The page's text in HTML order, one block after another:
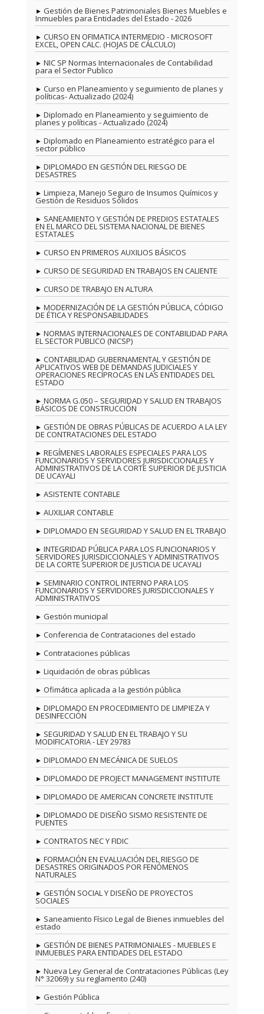
Gestión de Bienes Patrimoniales Bienes Muebles e
Inmuebles para Entidades del Estado - 2026
CURSO EN OFIMATICA INTERMEDIO - MICROSOFT
EXCEL, OPEN CALC. (HOJAS DE CÁLCULO)
NIC SP Normas Internacionales de Contabilidad
para el Sector Publico
Curso en Planeamiento y seguimiento de planes y
políticas- Actualizado (2024)
Diplomado en Planeamiento y seguimiento de
planes y políticas - Actualizado (2024)
Diplomado en Planeamiento estratégico para el
sector público
DIPLOMADO EN GESTIÓN DEL RIESGO DE
DESASTRES
Limpieza, Manejo Seguro de Insumos Químicos y
Gestión de Residuos Sólidos
SANEAMIENTO Y GESTIÓN DE PREDIOS ESTATALES
EN EL MARCO DEL SISTEMA NACIONAL DE BIENES
ESTATALES
CURSO EN PRIMEROS AUXILIOS BÁSICOS
CURSO DE SEGURIDAD EN TRABAJOS EN CALIENTE
CURSO DE TRABAJO EN ALTURA
MODERNIZACIÓN DE LA GESTIÓN PÚBLICA, CÓDIGO
DE ÉTICA Y RESPONSABILIDADES
NORMAS INTERNACIONALES DE CONTABILIDAD PARA
EL SECTOR PÚBLICO (NICSP)
CONTABILIDAD GUBERNAMENTAL Y GESTIÓN DE
APLICATIVOS WEB DE DEMANDAS JUDICIALES Y
OPERACIONES RECÍPROCAS EN LAS ENTIDADES DEL
ESTADO
NORMA G.050 – SEGURIDAD Y SALUD EN TRABAJOS
BÁSICOS DE CONSTRUCCIÓN
GESTIÓN DE OBRAS PÚBLICAS DE ACUERDO A LA LEY
DE CONTRATACIONES DEL ESTADO
REGÍMENES LABORALES ESPECIALES PARA LOS
FUNCIONARIOS Y SERVIDORES JURISDICCIONALES Y
ADMINISTRATIVOS DE LA CORTE SUPERIOR DE JUSTICIA
DE UCAYALI
ASISTENTE CONTABLE
AUXILIAR CONTABLE
DIPLOMADO EN SEGURIDAD Y SALUD EN EL TRABAJO
INTEGRIDAD PÚBLICA PARA LOS FUNCIONARIOS Y
SERVIDORES JURISDICCIONALES Y ADMINISTRATIVOS
DE LA CORTE SUPERIOR DE JUSTICIA DE UCAYALI
SEMINARIO CONTROL INTERNO PARA LOS
FUNCIONARIOS Y SERVIDORES JURISDICCIONALES Y
ADMINISTRATIVOS
Gestión municipal
Conferencia de Contrataciones del estado
Contrataciones públicas
Liquidación de obras públicas
Ofimática aplicada a la gestión pública
DIPLOMADO EN PROCEDIMIENTO DE LIMPIEZA Y
DESINFECCIÓN
SEGURIDAD Y SALUD EN EL TRABAJO Y SU
MODIFICATORIA - LEY 29783
DIPLOMADO EN MECÁNICA DE SUELOS
DIPLOMADO DE PROJECT MANAGEMENT INSTITUTE
DIPLOMADO DE AMERICAN CONCRETE INSTITUTE
DIPLOMADO DE DISEÑO SISMO RESISTENTE DE
PUENTES
CONTRATOS NEC Y FIDIC
FORMACIÓN EN EVALUACIÓN DEL RIESGO DE
DESASTRES ORIGINADOS POR FENÓMENOS
NATURALES
GESTIÓN SOCIAL Y DISEÑO DE PROYECTOS
SOCIALES
Saneamiento Físico Legal de Bienes inmuebles del
estado
GESTIÓN DE BIENES PATRIMONIALES - MUEBLES E
INMUEBLES PARA ENTIDADES DEL ESTADO
Nueva Ley General de Contrataciones Públicas (Ley
N° 32069) y su reglamento (240)
Gestión Pública